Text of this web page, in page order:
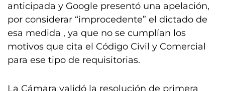
anticipada y Google presentó una apelación,
por considerar “improcedente” el dictado de
esa medida , ya que no se cumplían los
motivos que cita el Código Civil y Comercial
para ese tipo de requisitorias.
La Cámara validó la resolución de primera